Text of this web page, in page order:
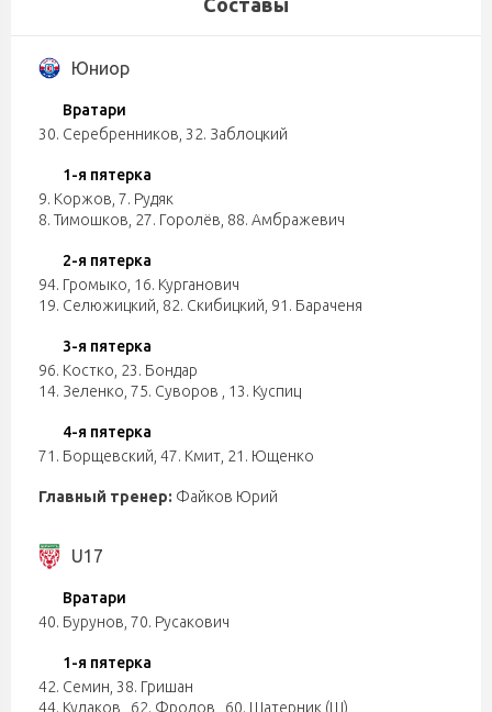
Составы
Юниор
Вратари
30. Серебренников 32. Заблоцкий
1-я пятерка
9. Коржов 7. Рудяк
8. Тимошков 27. Горолёв 88. Амбражевич
2-я пятерка
94. Громыко 16. Курганович
19. Селюжицкий 82. Скибицкий 91. Бараченя
3-я пятерка
96. Костко 23. Бондар
14. Зеленко 75. Суворов 13. Куспиц
4-я пятерка
71. Борщевский 47. Кмит 21. Ющенко
Главный тренер: Файков Юрий
U17
Вратари
40. Бурунов 70. Русакович
1-я пятерка
42. Семин 38. Гришан
44. Кулаков
62. Фролов 60. Шатерник (Ш)